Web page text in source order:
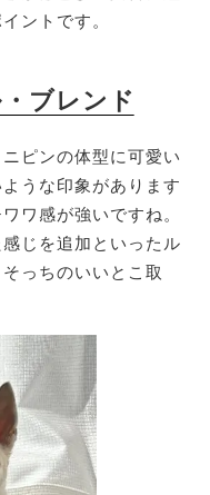
ントです。
ブレンド
ピンの体型に可愛い
うな印象があります
ワ感が強いですね。
じを追加といったル
っちのいいとこ取